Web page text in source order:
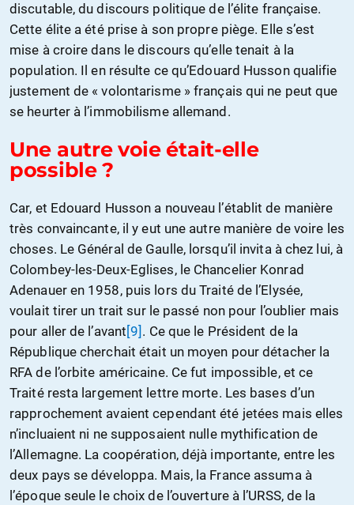
discutable, du discours politique de l’élite française.
Cette élite a été prise à son propre piège. Elle s’est
mise à croire dans le discours qu’elle tenait à la
population. Il en résulte ce qu’Edouard Husson qualifie
justement de « volontarisme » français qui ne peut que
se heurter à l’immobilisme allemand.
Une autre voie était-elle
possible ?
Car, et Edouard Husson a nouveau l’établit de manière
très convaincante, il y eut une autre manière de voire les
choses. Le Général de Gaulle, lorsqu’il invita à chez lui, à
Colombey-les-Deux-Eglises, le Chancelier Konrad
Adenauer en 1958, puis lors du Traité de l’Elysée,
voulait tirer un trait sur le passé non pour l’oublier mais
pour aller de l’avant [9] . Ce que le Président de la
République cherchait était un moyen pour détacher la
RFA de l’orbite américaine. Ce fut impossible, et ce
Traité resta largement lettre morte. Les bases d’un
rapprochement avaient cependant été jetées mais elles
n’incluaient ni ne supposaient nulle mythification de
l’Allemagne. La coopération, déjà importante, entre les
deux pays se développa. Mais, la France assuma à
l’époque seule le choix de l’ouverture à l’URSS, de la